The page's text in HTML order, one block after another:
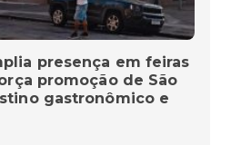
presença em feiras
promoção de São
gastronômico e